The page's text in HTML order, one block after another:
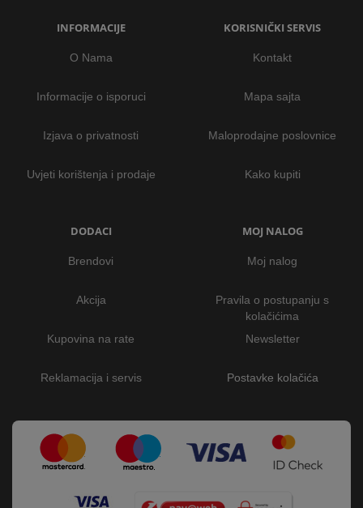
INFORMACIJE
O Nama
Informacije o isporuci
Izjava o privatnosti
Uvjeti korištenja i prodaje
KORISNIČKI SERVIS
Kontakt
Mapa sajta
Maloprodajne poslovnice
Kako kupiti
DODACI
Brendovi
Akcija
Kupovina na rate
Reklamacija i servis
MOJ NALOG
Moj nalog
Pravila o postupanju s
kolačićima
Newsletter
Postavke kolačića